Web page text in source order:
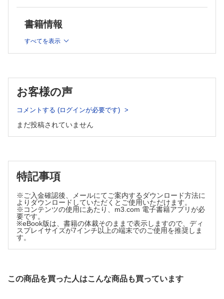
B 外 傷
C 感染症
D その他
コラム：可逆性脳血管攣縮症候群（RCVS）
コラム：外傷後頭痛（PTH）
C 歯科・口腔外科の観点から
E 産婦人科の観点から
5. Case study ～実際の診療の進めかた～
①片頭痛
A 片麻痺性片頭痛
B 新規発症持続性連日性頭痛（NDPH）
C 可逆性脳血管攣縮症候群（RCVS）
D 脳動脈解離による頭痛
④インドメタシン反応性頭痛
⑤精神科的アプローチが有効な頭痛
索引
B 脳動脈解離
D 可逆性脳血管攣縮症候群（RCVS）
⑤診察の工夫
B 予防療法（CGRP関連薬剤以外）
C 予防療法（CGRP関連抗体薬）
D CGRP受容体拮抗薬（ゲパント）
A 急性期治療
③群発頭痛の治療
A 急性期治療
C ニューロモデュレーション
④三叉神経痛の治療
A 診 断
B 治 療
A 漢方，鍼灸
C 認知行動療法
D ブロック治療
書籍情報
すべてを表示
お客様の声
コメントする (ログインが必要です)
まだ投稿されていません
特記事項
※ご入金確認後、メールにてご案内するダウンロード方法に
よりダウンロードしていただくとご使用いただけます。
※コンテンツの使用にあたり、m3.com 電子書籍アプリが必
要です。
※eBook版は、書籍の体裁そのままで表示しますので、ディ
スプレイサイズが7インチ以上の端末でのご使用を推奨しま
す。
この商品を買った人はこんな商品も買っています